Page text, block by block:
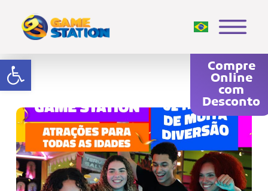
Compre
Online
com
Desconto
Abrir a barra de ferramentas